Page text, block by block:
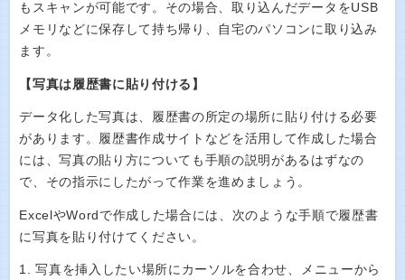
もスキャンが可能です。その場合、取り込んだデータをUSB
メモリなどに保存して持ち帰り、自宅のパソコンに取り込み
ます。
【写真は履歴書に貼り付ける】
データ化した写真は、履歴書の所定の場所に貼り付ける必要
があります。履歴書作成サイトなどを活用して作成した場合
には、写真の貼り方についても手順の説明があるはずなの
で、その指示にしたがって作業を進めましょう。
ExcelやWordで作成した場合には、次のような手順で履歴書
に写真を貼り付けてください。
1. 写真を挿入したい場所にカーソルを合わせ、メニューから